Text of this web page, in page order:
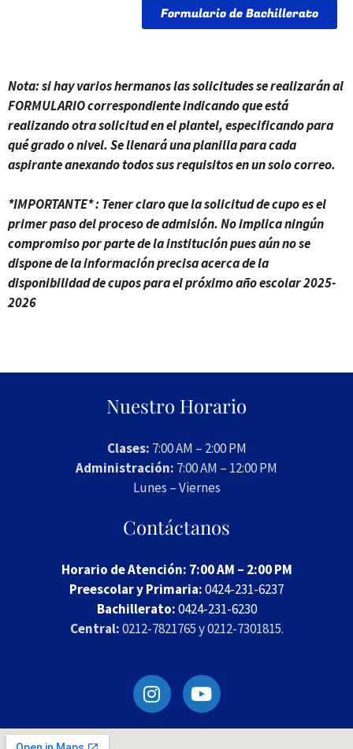
Formulario de Bachillerato
Nota: si hay varios hermanos las solicitudes se realizarán al
FORMULARIO correspondiente indicando que está
realizando otra solicitud en el plantel, especificando para
qué grado o nivel. Se llenará una planilla para cada
aspirante anexando todos sus requisitos en un solo correo.
*IMPORTANTE* : Tener claro que la solicitud de cupo es el
primer paso del proceso de admisión. No implica ningún
compromiso por parte de la institución pues aún no se
dispone de la información precisa acerca de la
disponibilidad de cupos para el próximo año escolar 2025-
2026
Nuestro Horario
Clases: 7:00 AM – 2:00 PM
Administración: 7:00 AM – 12:00 PM
Lunes – Viernes
Contáctanos
Horario de Atención: 7:00 AM – 2:00 PM
Preescolar y Primaria:0424-231-6237
Bachillerato:0424-231-6230
Central:0212-7821765 y 0212-7301815.